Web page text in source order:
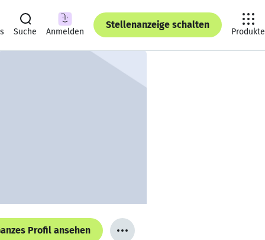
Suche Anmelden
Stellenanzeige schalten
Produkte
Profil ansehen